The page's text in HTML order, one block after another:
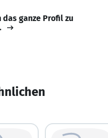
das ganze Profil zu